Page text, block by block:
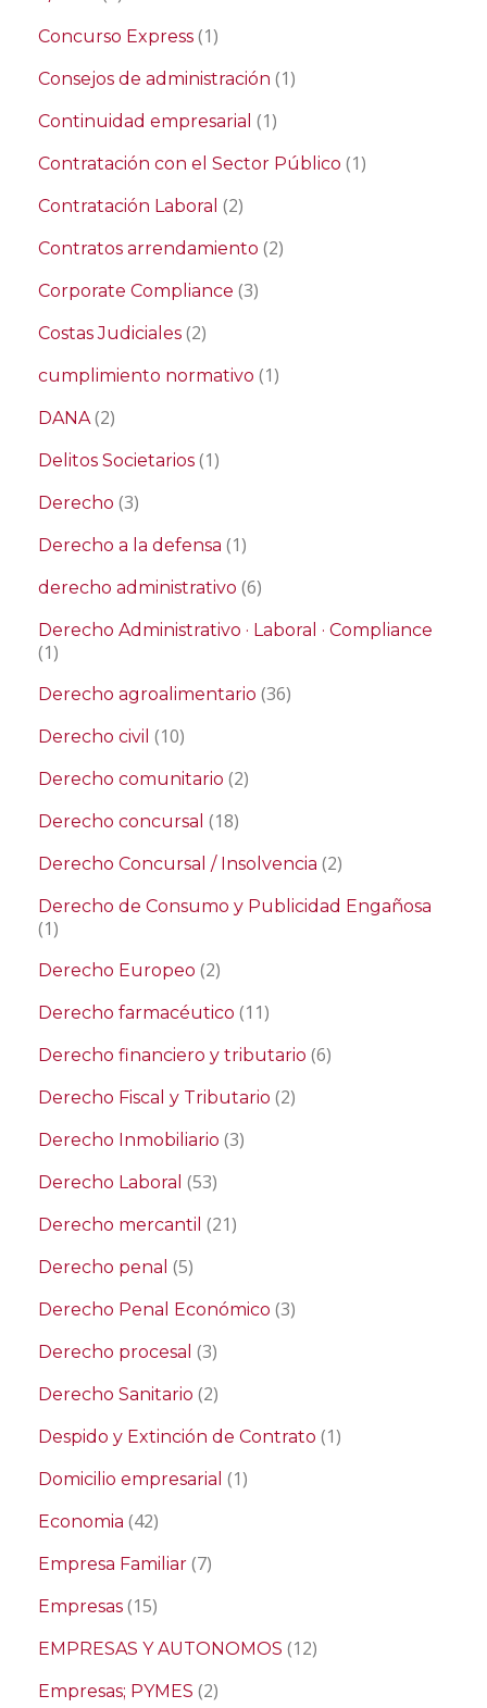
Concurso Express (1)
Consejos de administración (1)
Continuidad empresarial (1)
Contratación con el Sector Público (1)
Contratación Laboral (2)
Contratos arrendamiento (2)
Corporate Compliance (3)
Costas Judiciales (2)
cumplimiento normativo (1)
DANA(2)
Delitos Societarios (1)
Derecho (3)
Derecho a la defensa (1)
derecho administrativo (6)
Derecho Administrativo · Laboral · Compliance
(1)
Derecho agroalimentario (36)
Derecho civil (10)
Derecho comunitario (2)
Derecho concursal (18)
Derecho Concursal / Insolvencia (2)
Derecho de Consumo y Publicidad Engañosa
(1)
Derecho Europeo (2)
Derecho farmacéutico (11)
Derecho financiero y tributario (6)
Derecho Fiscal y Tributario (2)
Derecho Inmobiliario (3)
Derecho Laboral (53)
Derecho mercantil (21)
Derecho penal (5)
Derecho Penal Económico (3)
Derecho procesal (3)
Derecho Sanitario (2)
Despido y Extinción de Contrato (1)
Domicilio empresarial (1)
Economia (42)
Empresa Familiar (7)
Empresas (15)
EMPRESAS Y AUTONOMOS (12)
Empresas; PYMES (2)